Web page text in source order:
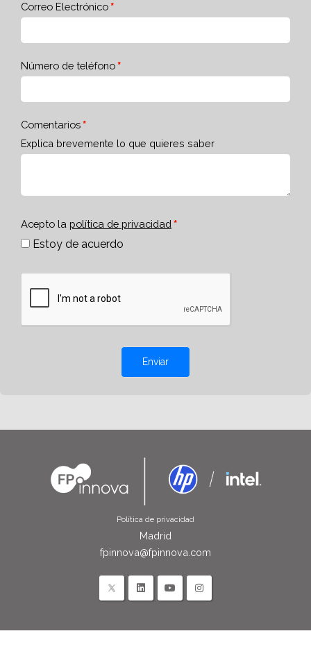
Correo Electrónico
Número de teléfono
Comentarios
Explica brevemente lo que quieres saber
Acepto la política de privacidad
Estoy de acuerdo
Enviar
Política de privacidad
Madrid
fpinnova@fpinnova.com